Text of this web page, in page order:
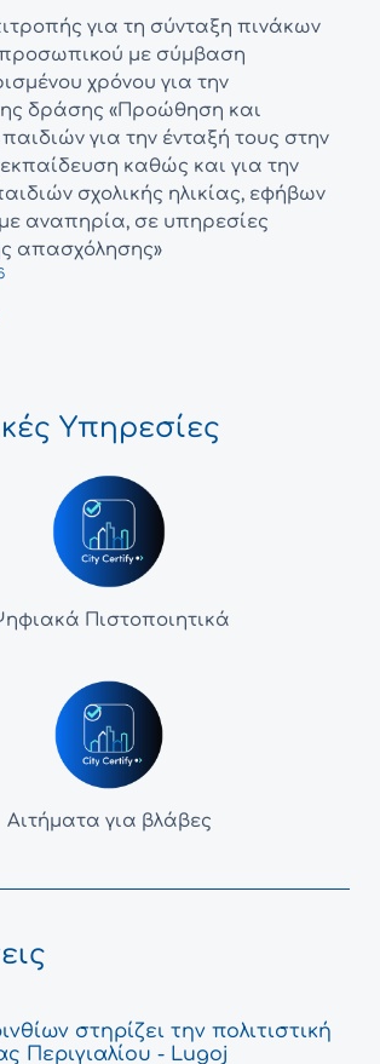
για τη σύνταξη πινάκων
με σύμβαση
χρόνου για την
δράσης «Προώθηση και
για την ένταξή τους στην
καθώς και για την
σχολικής ηλικίας, εφήβων
αναπηρία, σε υπηρεσίες
απασχόλησης»
Υπηρεσίες
Πιστοποιητικά
Αιτήματα για βλάβες
στηρίζει την πολιτιστική
Περιγιαλίου - Lugoj